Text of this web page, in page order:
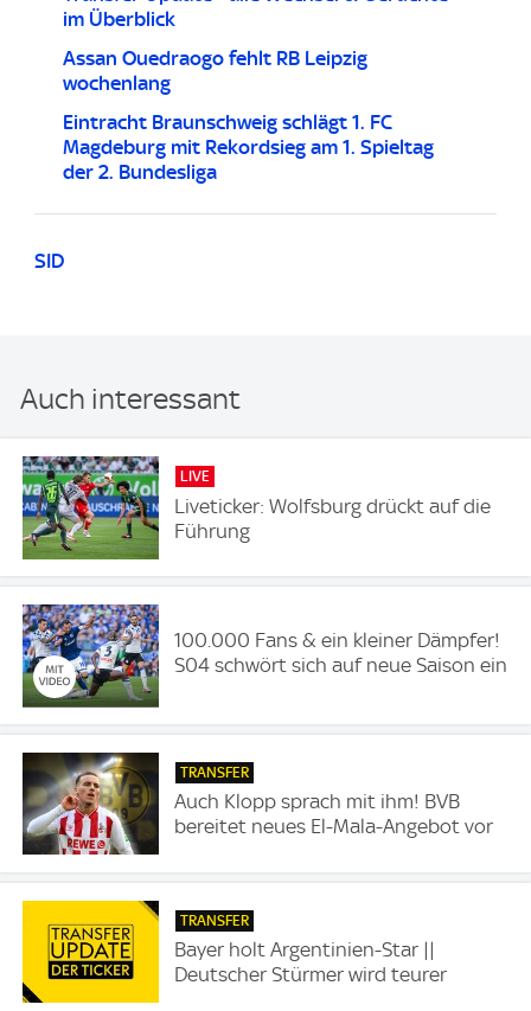
im Überblick
Assan Ouedraogo fehlt RB Leipzig
wochenlang
Eintracht Braunschweig schlägt 1. FC
Magdeburg mit Rekordsieg am 1. Spieltag
der 2. Bundesliga
SID
Auch interessant
LIVE
Liveticker: Wolfsburg drückt auf die
Führung
100.000 Fans & ein kleiner Dämpfer!
S04 schwört sich auf neue Saison ein
TRANSFER
Auch Klopp sprach mit ihm! BVB
bereitet neues El-Mala-Angebot vor
TRANSFER
Bayer holt Argentinien-Star ||
Deutscher Stürmer wird teurer